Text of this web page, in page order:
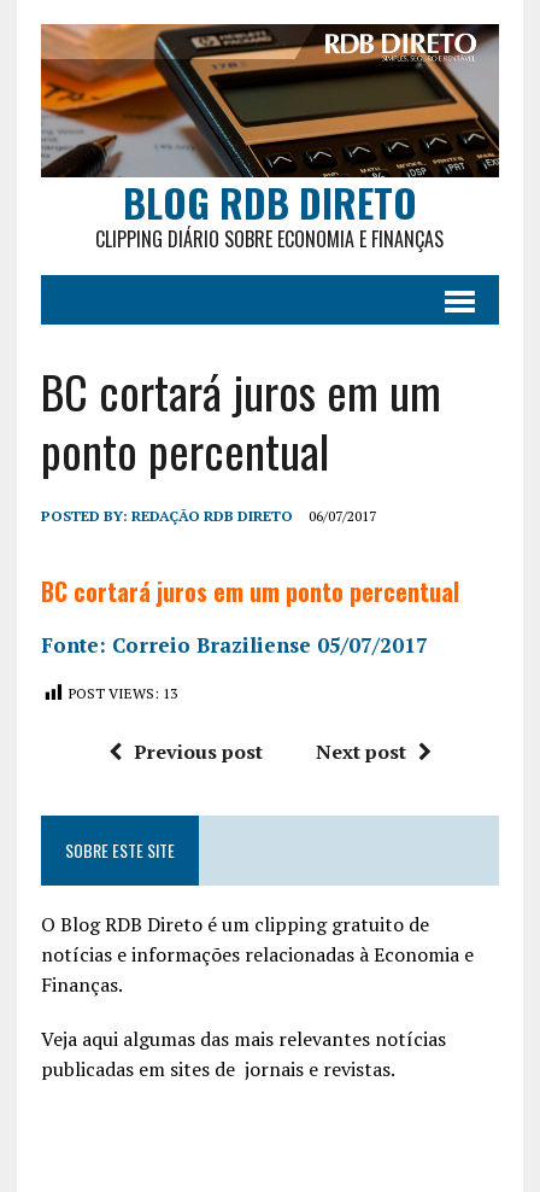
BLOG RDB DIRETO
CLIPPING DIÁRIO SOBRE ECONOMIA E FINANÇAS
BC cortará juros em um
ponto percentual
POSTED BY: REDAÇÃO RDB DIRETO 06/07/2017
BC cortará juros em um ponto percentual
Fonte: Correio Braziliense 05/07/2017
POST VIEWS: 13
Previous post Next post
SOBRE ESTE SITE
O Blog RDB Direto é um clipping gratuito de
notícias e informações relacionadas à Economia e
Finanças.
Veja aqui algumas das mais relevantes notícias
publicadas em sites de jornais e revistas.